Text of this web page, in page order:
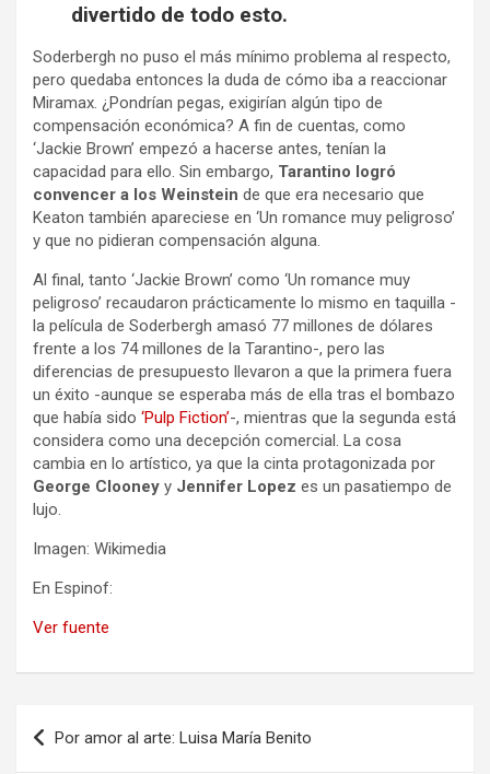
divertido de todo esto.
Soderbergh no puso el más mínimo problema al respecto,
pero quedaba entonces la duda de cómo iba a reaccionar
Miramax. ¿Pondrían pegas, exigirían algún tipo de
compensación económica? A fin de cuentas, como
‘Jackie Brown’ empezó a hacerse antes, tenían la
capacidad para ello. Sin embargo, Tarantino logró
convencer a los Weinstein de que era necesario que
Keaton también apareciese en ‘Un romance muy peligroso’
y que no pidieran compensación alguna.
Al final, tanto ‘Jackie Brown’ como ‘Un romance muy
peligroso’ recaudaron prácticamente lo mismo en taquilla -
la película de Soderbergh amasó 77 millones de dólares
frente a los 74 millones de la Tarantino-, pero las
diferencias de presupuesto llevaron a que la primera fuera
un éxito -aunque se esperaba más de ella tras el bombazo
que había sido ‘Pulp Fiction’-, mientras que la segunda está
considera como una decepción comercial. La cosa
cambia en lo artístico, ya que la cinta protagonizada por
George Clooney y Jennifer Lopez es un pasatiempo de
lujo.
Imagen: Wikimedia
En Espinof:
Ver fuente
Navegación
de
Por amor al arte: Luisa María Benito